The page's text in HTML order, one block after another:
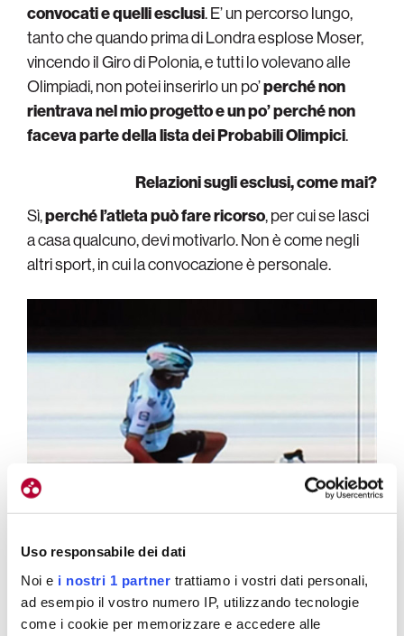
Uso responsabile dei dati
Noi e i nostri 1 partner trattiamo i vostri dati personali,
ad esempio il vostro numero IP, utilizzando tecnologie
come i cookie per memorizzare e accedere alle
convocati e quelli esclusi. E’ un percorso lungo,
tanto che quando prima di Londra esplose Moser,
vincendo il Giro di Polonia, e tutti lo volevano alle
Olimpiadi, non potei inserirlo un po’perché non
rientrava nel mio progetto e un po’ perché non
faceva parte della lista dei Probabili Olimpici.
Relazioni sugli esclusi, come mai?
Sì,perché l’atleta può fare ricorso, per cui se lasci
a casa qualcuno, devi motivarlo. Non è come negli
altri sport, in cui la convocazione è personale.